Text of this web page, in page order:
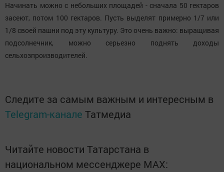
Начинать можно с небольших площадей - сначала 50 гектаров
засеют, потом 100 гектаров. Пусть выделят примерно 1/7 или
1/8 своей пашни под эту культуру. Это очень важно: выращивая
подсолнечник, можно серьезно поднять доходы
сельхозпроизводителей.
Следите за самым важным и интересным в
Telegram-канале Татмедиа
Читайте новости Татарстана в
национальном мессенджере MАХ: